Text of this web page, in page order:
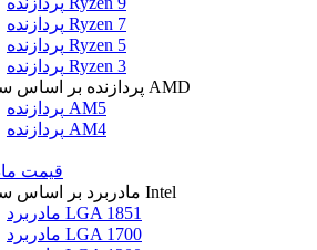
پردازنده Ryzen 7
پردازنده Ryzen 5
پردازنده Ryzen 3
پردازنده بر اساس سوکت AMD
پردازنده AM5
پردازنده AM4
قیمت
مادربرد بر اساس سوکت Intel
مادربرد LGA 1851
مادربرد LGA 1700